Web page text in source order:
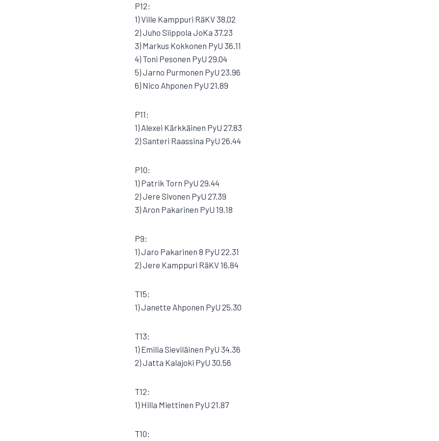
P12:
1) Ville Kamppuri RäKV 38.02
2) Juho Siippola JoKa 37.23
3) Markus Kokkonen PyU 36.11
4) Toni Pesonen PyU 29.04
5) Jarno Purmonen PyU 23.96
6) Nico Ahponen PyU 21.89
P11:
1) Alexei Kärkkäinen PyU 27.83
2) Santeri Raassina PyU 26.44
P10:
1) Patrik Torn PyU 29.44
2) Jere Sivonen PyU 27.39
3) Aron Pakarinen PyU 19.18
P9:
1) Jaro Pakarinen 8 PyU 22.31
2) Jere Kamppuri RäKV 16.84
T15:
1) Janette Ahponen PyU 25.30
T13:
1) Emilia Sieviläinen PyU 34.36
2) Jatta Kalajoki PyU 30.56
T12:
1) Hilla Miettinen PyU 21.87
T10: